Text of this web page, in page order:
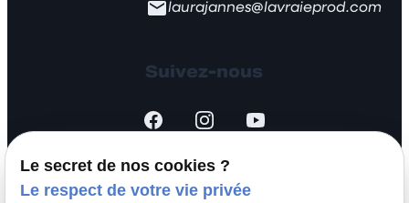
laurajannes@lavraieprod.com
Suivez-nous
Le secret de nos cookies ?
Le respect de votre vie privée